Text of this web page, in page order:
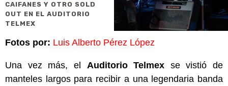
CAIFANES Y OTRO SOLD
OUT EN EL AUDITORIO
TELMEX
Fotos por: Luis Alberto Pérez López
Una vez más, el Auditorio Telmex se vistió de
manteles largos para recibir a una legendaria banda